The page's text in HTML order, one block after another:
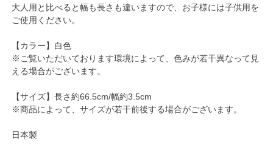
大人用と比べると幅も長さも違いますので、お子様には子供用を
ご使用ください。
【カラー】白色
※ご覧いただいております環境によって、色みが若干異なって見
える場合がございます。
【サイズ】長さ約66.5cm/幅約3.5cm
※商品によって、サイズが若干前後する場合がございます。
日本製